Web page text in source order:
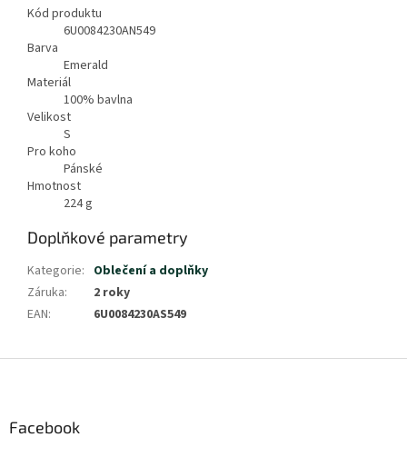
Kód produktu
6U0084230AN549
Barva
Emerald
Materiál
100% bavlna
Velikost
S
Pro koho
Pánské
Hmotnost
224g
Doplňkové parametry
Kategorie: Oblečení a doplňky
Záruka:
2 roky
EAN: 6U0084230AS549
Facebook